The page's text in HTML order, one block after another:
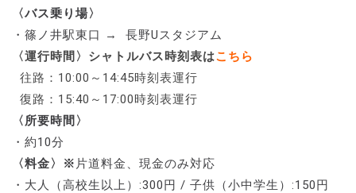
〈バス乗り場〉
・篠ノ井駅東口 → 長野Uスタジアム
〈運行時間〉シャトルバス時刻表はこちら
往路：10:00～14:45時刻表運行
復路：15:40～17:00時刻表運行
〈所要時間〉
・約10分
〈料金〉※ 片道料金、現金のみ対応
・大人（高校生以上）:300円 / 子供（小中学生）:150円